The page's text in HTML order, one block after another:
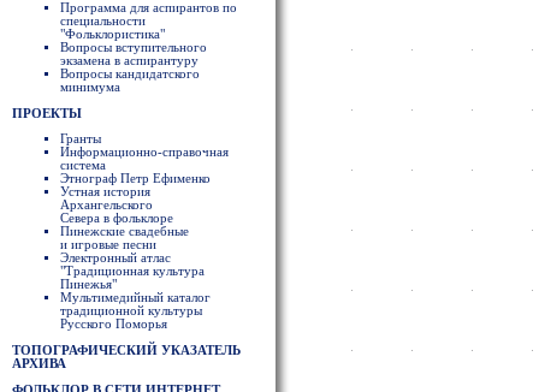
Программа для аспирантов по
специальности
"Фольклористика"
Вопросы вступительного
экзамена в аспирантуру
Вопросы кандидатского
минимума
ПРОЕКТЫ
Гранты
Информационно-справочная
система
Этнограф Петр Ефименко
Устная история
Архангельского
Севера в фольклоре
Пинежские свадебные
и игровые песни
Электронный атлас
"Традиционная культура
Пинежья"
Мультимедийный каталог
традиционной культуры
Русского Поморья
ТОПОГРАФИЧЕСКИЙ УКАЗАТЕЛЬ
АРХИВА